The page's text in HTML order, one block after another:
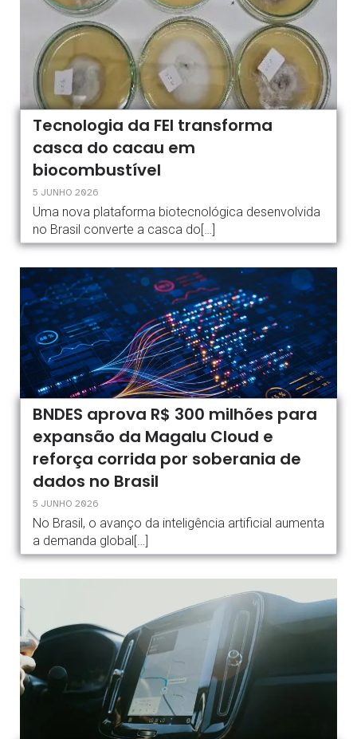
Tecnologia da FEI transforma
casca do cacau em
biocombustível
5 JUNHO 2026
Uma nova plataforma biotecnológica desenvolvida
no Brasil converte a casca do[…]
BNDES aprova R$ 300 milhões para
expansão da Magalu Cloud e
reforça corrida por soberania de
dados no Brasil
5 JUNHO 2026
No Brasil, o avanço da inteligência artificial aumenta
a demanda global[…]